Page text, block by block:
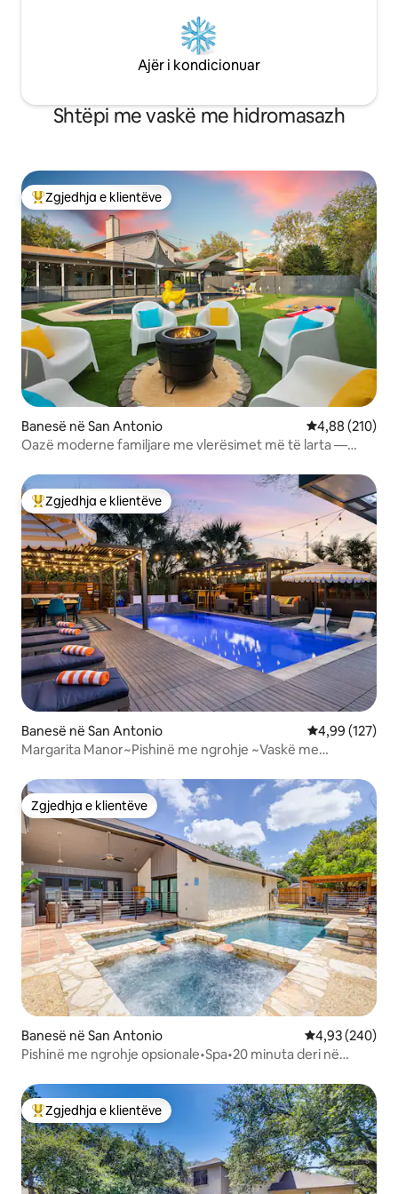
Ajër i kondicionuar
Shtëpi me vaskë me hidromasazh
Më të mirat e zgjedhjeve të klientëve
Zgjedhja e klientëve
Banesë në San Antonio Vlerësimi
4,88 (210)
Oazë moderne familjare me vlerësimet më të larta —
Më të mirat e zgjedhjeve të klientëve
Zgjedhja e klientëve
Banesë në San Antonio Vlerësimi
4,99 (127)
Margarita Manor~Pishinë me ngrohje ~Vaskë me
Zgjedhja e klientëve
Zgjedhja e klientëve
Banesë në San Antonio Vlerësimi
4,93 (240)
Pishinë me ngrohje opsionale•Spa•20 minuta deri në
Më të mirat e zgjedhjeve të klientëve
Zgjedhja e klientëve